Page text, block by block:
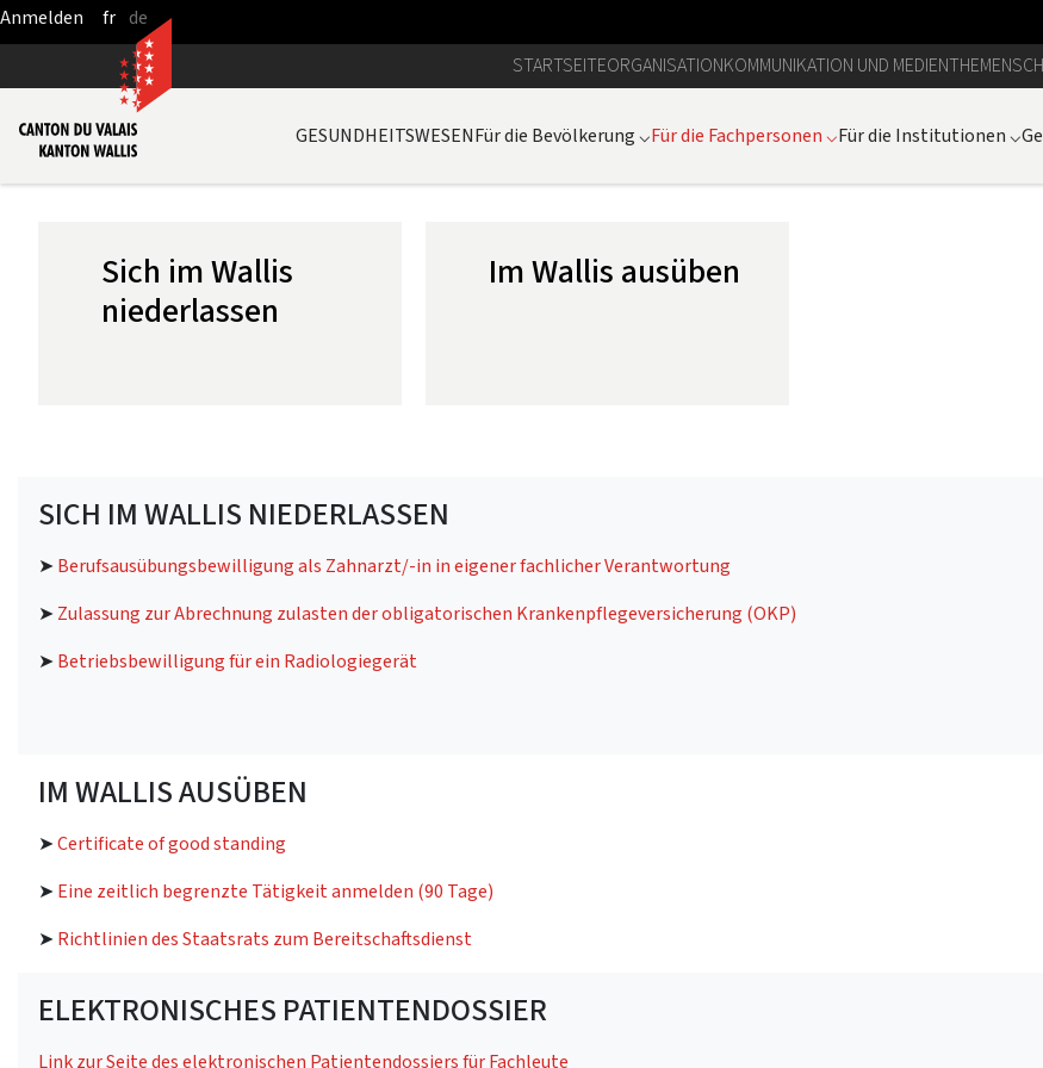
Zum Hauptinhalt springen
fr de
STARTSEITEORGANISATIONKOMMUNIKATION UND MEDIENTHEMEN
GESUNDHEITSWESENFür die Bevölkerung ⌵Für die Fachpersonen ⌵Für die Institutionen ⌵
Sich im Wallis
niederlassen
Im Wallis ausüben
SICH IM WALLIS NIEDERLASSEN
➤ Berufsausübungsbewilligung als Zahnarzt/-in in eigener fachlicher Verantwortung
➤ Zulassung zur Abrechnung zulasten der obligatorischen Krankenpflegeversicherung (OKP)
➤ Betriebsbewilligung für ein Radiologiegerät
IM WALLIS AUSÜBEN
➤Certificate of good standing
➤ Eine zeitlich begrenzte Tätigkeit anmelden (90 Tage)
➤ Richtlinien des Staatsrats zum Bereitschaftsdienst
ELEKTRONISCHES PATIENTENDOSSIER
Link zur Seite des elektronischen Patientendossiers für Fachleute